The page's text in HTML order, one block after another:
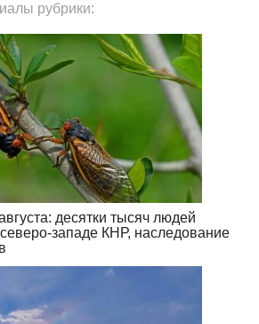
рубрики:
десятки тысяч людей
западе КНР, наследование